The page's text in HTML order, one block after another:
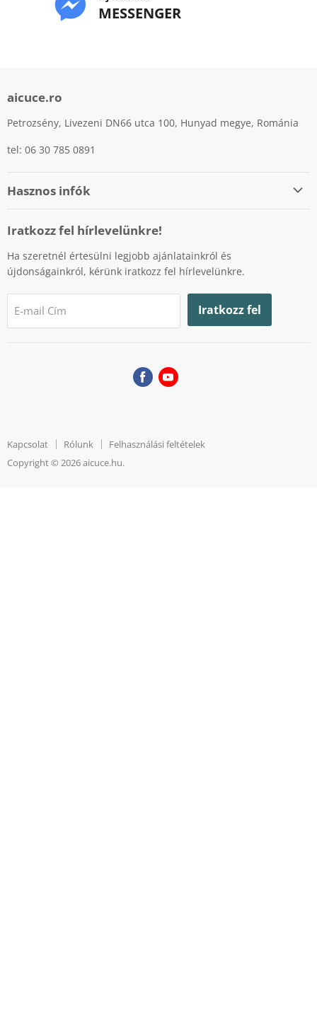
MESSENGER
aicuce.ro
Petrozsény, Livezeni DN66 utca 100, Hunyad megye, Románia
tel: 06 30 785 0891
Hasznos infók
Cookiek (sütik) használatának szabályzata
Fizetési lehetőségek
Szállítás
Iratkozz fel hírlevelünkre!
Ha szeretnél értesülni legjobb ajánlatainkról és
újdonságainkról, kérünk iratkozz fel hírlevelünkre.
E-mail Cím Iratkozz fel
Ne
pe
Ne
pe
Kapcsolat Rólunk
Felhasználási feltételek
Copyright © 2026 aicuce.hu.